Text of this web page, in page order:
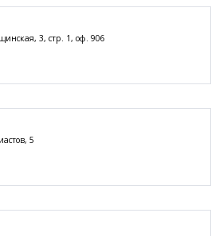
3, стр. 1, оф. 906
5